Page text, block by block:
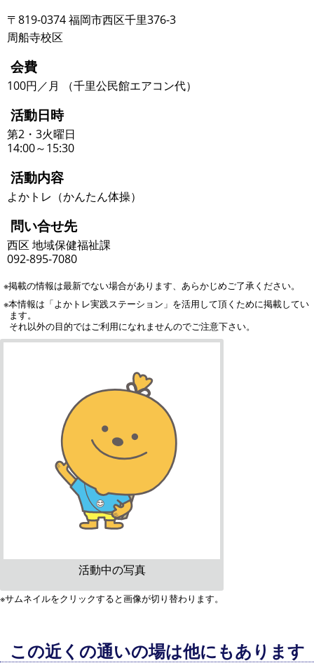
〒819-0374 福岡市西区千里376-3
周船寺校区
会費
100円／月 （千里公民館エアコン代）
活動日時
第2・3火曜日
14:00～15:30
活動内容
よかトレ（かんたん体操）
問い合せ先
西区 地域保健福祉課
092-895-7080
※掲載の情報は最新でない場合があります、あらかじめご了承ください。
※本情報は「よかトレ実践ステーション」を活用して頂くために掲載してい
ます。
それ以外の目的ではご利用になれませんのでご注意下さい。
活動中の写真
※サムネイルをクリックすると画像が切り替わります。
この近くの通いの場は他にもあります